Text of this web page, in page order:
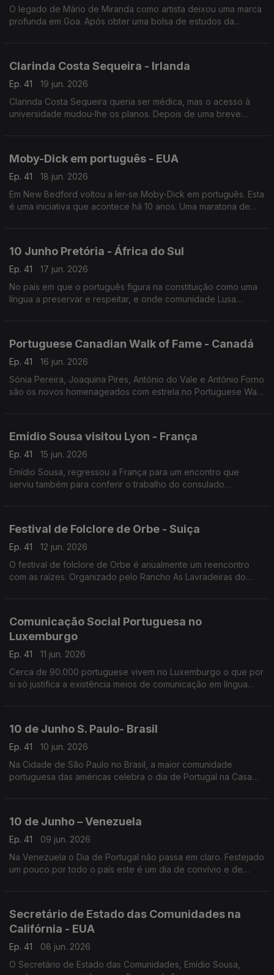
O legado de Mário de Miranda como artista deixou uma marca
profunda em Goa. Após obter uma bolsa de estudos da
Clarinda Costa Sequeira - Irlanda
Ep. 41
19 jun. 2026
Clarinda Costa Sequeira queria ser médica, mas o acesso à
universidade mudou-lhe os planos. Depois de uma breve
Moby-Dick em português - EUA
Ep. 41
18 jun. 2026
Em New Bedford voltou a ler-se Moby-Dick em português. Esta
é uma iniciativa que acontece há 10 anos. Uma maratona de
10 Junho Pretória - África do Sul
Ep. 41
17 jun. 2026
No país em que o português figura na constituição como uma
língua a preservar e respeitar, e onde comunidade Lusa
Portuguese Canadian Walk of Fame - Canadá
Ep. 41
16 jun. 2026
Sónia Pereira, Joaquina Pires, António do Vale e António Forno
são os novos homenageados com estrela no Portuguese Walk
Emídio Sousa visitou Lyon - França
Ep. 41
15 jun. 2026
Emídio Sousa, regressou a França para um encontro que
serviu também para conferir o trabalho do consulado
Festival de Folclore de Orbe - Suiça
Ep. 41
12 jun. 2026
O festival de folclore de Orbe é anualmente um reencontro
com as raízes. Organizado pelo Rancho As Lavradeiras do
Comunicação Social Portuguesa no
Luxemburgo
Ep. 41
11 jun. 2026
Cerca de 90.000 portuguese vivem no Luxemburgo o que por
si só justifica a existência meios de comunicação em língua
10 de Junho S. Paulo- Brasil
Ep. 41
10 jun. 2026
Na Cidade de São Paulo no Brasil, a maior comunidade
portuguesa das américas celebra o dia de Portugal na Casa
10 de Junho – Venezuela
Ep. 41
09 jun. 2026
Na Venezuela o Dia de Portugal não passa em claro. Festejado
um pouco por todo o país este é um dia de convívio e de
Secretário de Estado das Comunidades na
Califórnia - EUA
Ep. 41
08 jun. 2026
O Secretário de Estado das Comunidades, Emídio Sousa,